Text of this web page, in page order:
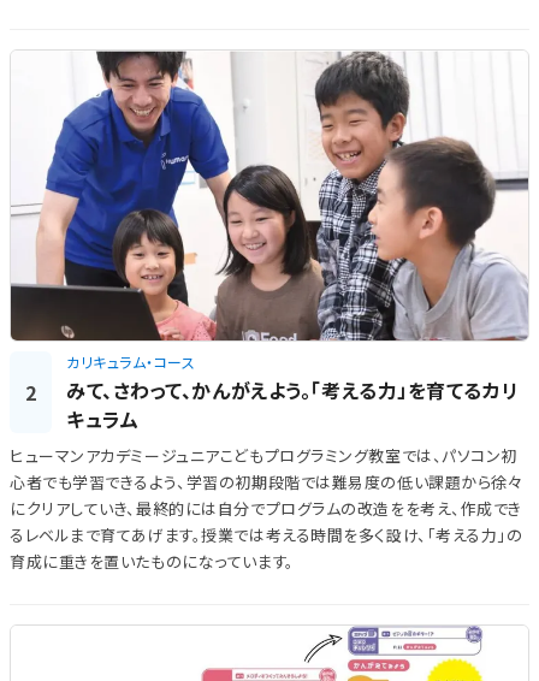
2
カリキュラム・コース
みて、さわって、かんがえよう。「考える力」を育てるカリ
キュラム
ヒューマンアカデミージュニアこどもプログラミング教室では、パソコン初
心者でも学習できるよう、学習の初期段階では難易度の低い課題から徐々
にクリアしていき、最終的には自分でプログラムの改造をを考え、作成でき
るレベルまで育てあげます。授業では考える時間を多く設け、「考える力」の
育成に重きを置いたものになっています。